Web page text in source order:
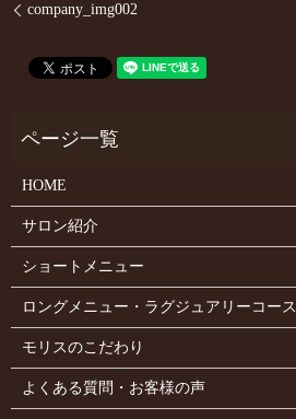
company_img002
HOME
サロン紹介
ショートメニュー
ロングメニュー・ラグジュアリーコース
モリスのこだわり
よくある質問・お客様の声